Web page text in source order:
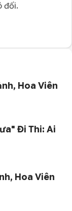
đối.
Hoa Viên
Đi Thi: Ai
Hoa Viên